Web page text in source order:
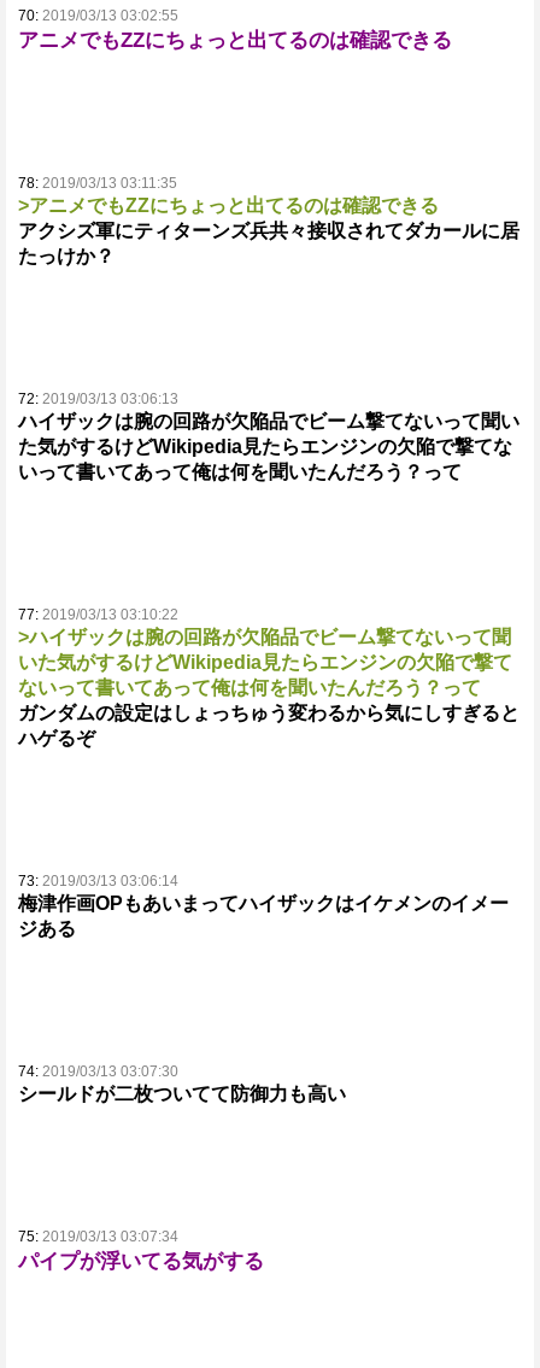
70: 2019/03/13 03:02:55
アニメでもZZにちょっと出てるのは確認できる
78: 2019/03/13 03:11:35
>アニメでもZZにちょっと出てるのは確認できる
アクシズ軍にティターンズ兵共々接収されてダカールに居
たっけか？
72: 2019/03/13 03:06:13
ハイザックは腕の回路が欠陥品でビーム撃てないって聞い
た気がするけどWikipedia見たらエンジンの欠陥で撃てな
いって書いてあって俺は何を聞いたんだろう？って
77: 2019/03/13 03:10:22
>ハイザックは腕の回路が欠陥品でビーム撃てないって聞
いた気がするけどWikipedia見たらエンジンの欠陥で撃て
ないって書いてあって俺は何を聞いたんだろう？って
ガンダムの設定はしょっちゅう変わるから気にしすぎると
ハゲるぞ
73: 2019/03/13 03:06:14
梅津作画OPもあいまってハイザックはイケメンのイメー
ジある
74: 2019/03/13 03:07:30
シールドが二枚ついてて防御力も高い
75: 2019/03/13 03:07:34
パイプが浮いてる気がする